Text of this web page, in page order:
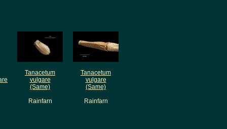
Tanacetum
vulgare
(Same)
Rainfarn
Tanacetum
vulgare
(Same)
Rainfarn